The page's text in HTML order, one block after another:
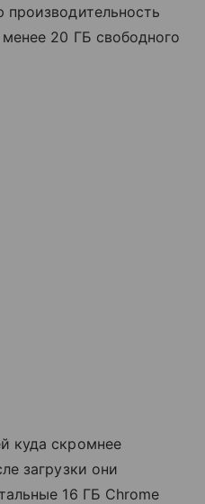
производительность
20 ГБ свободного
куда скромнее
загрузки они
16 ГБ Chrome